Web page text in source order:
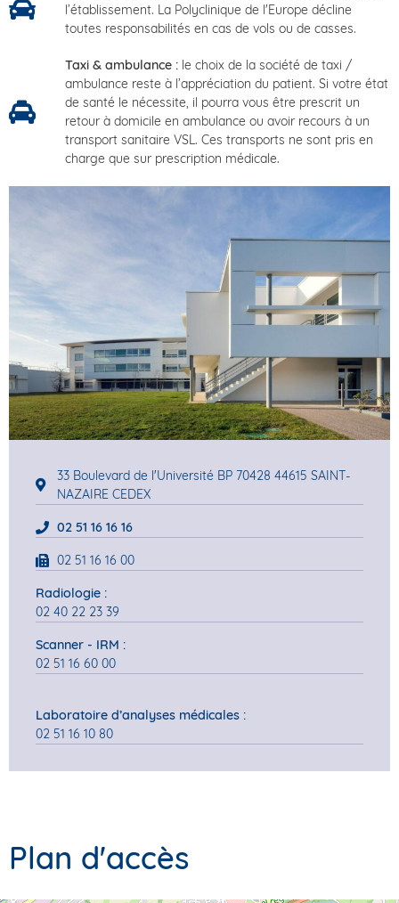
l’établissement. La Polyclinique de l'Europe décline
toutes responsabilités en cas de vols ou de casses.
Taxi & ambulance :le choix de la société de taxi /
ambulance reste à l’appréciation du patient. Si votre état
de santé le nécessite, il pourra vous être prescrit un
retour à domicile en ambulance ou avoir recours à un
transport sanitaire VSL. Ces transports ne sont pris en
charge que sur prescription médicale.
33 Boulevard de l'Université BP 70428 44615 SAINT-
NAZAIRE CEDEX
02 51 16 16 16
02 51 16 16 00
Radiologie :
02 40 22 23 39
Scanner - IRM :
02 51 16 60 00
Laboratoire d’analyses médicales :
02 51 16 10 80
Plan d'accès